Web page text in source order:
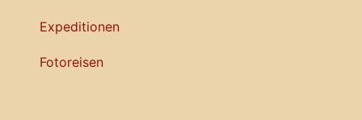
Expeditionen
Fotoreisen